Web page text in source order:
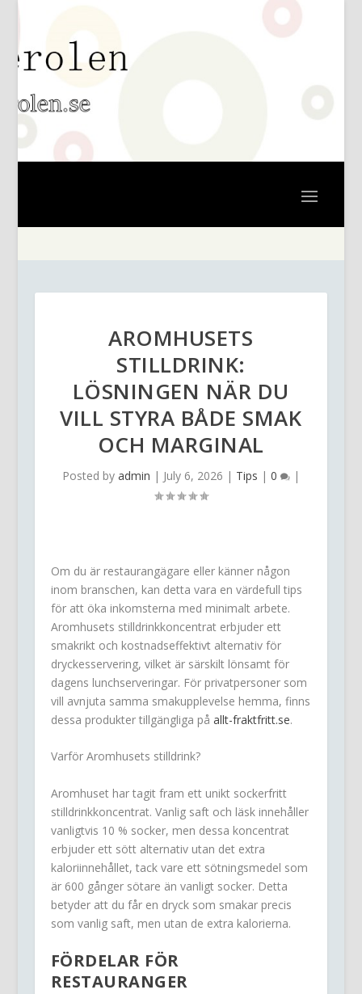
AROMHUSETS
STILLDRINK:
LÖSNINGEN NÄR DU
VILL STYRA BÅDE SMAK
OCH MARGINAL
Posted by admin | July 6, 2026 | Tips | 0 |
Om du är restaurangägare eller känner någon
inom branschen, kan detta vara en värdefull tips
för att öka inkomsterna med minimalt arbete.
Aromhusets stilldrinkkoncentrat erbjuder ett
smakrikt och kostnadseffektivt alternativ för
dryckesservering, vilket är särskilt lönsamt för
dagens lunchserveringar. För privatpersoner som
vill avnjuta samma smakupplevelse hemma, finns
dessa produkter tillgängliga på allt-fraktfritt.se.
Varför Aromhusets stilldrink?
Aromhuset har tagit fram ett unikt sockerfritt
stilldrinkkoncentrat. Vanlig saft och läsk innehåller
vanligtvis 10 % socker, men dessa koncentrat
erbjuder ett sött alternativ utan det extra
kaloriinnehållet, tack vare ett sötningsmedel som
är 600 gånger sötare än vanligt socker. Detta
betyder att du får en dryck som smakar precis
som vanlig saft, men utan de extra kalorierna.
FÖRDELAR FÖR
RESTAURANGER